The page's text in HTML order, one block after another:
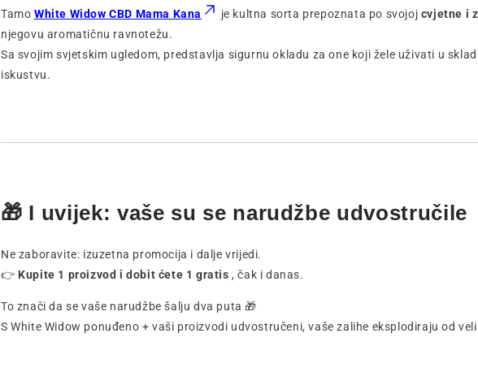
Tamo White Widow CBD Mama Kana je kultna sorta prepoznata po svojoj cvjetne i
njegovu aromatičnu ravnotežu.
Sa svojim svjetskim ugledom, predstavlja sigurnu okladu za one koji žele uživati u
iskustvu.
🎁 I uvijek: vaše su se narudžbe udvostručile
Ne zaboravite: izuzetna promocija i dalje vrijedi.
👉 Kupite 1 proizvod i dobit ćete 1 gratis , čak i danas.
To znači da se vaše narudžbe šalju dva puta 🎁
S White Widow ponuđeno + vaši proizvodi udvostručeni, vaše zalihe eksplodiraju od